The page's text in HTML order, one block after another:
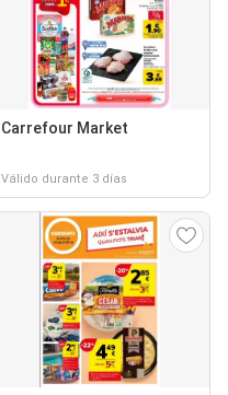
Carrefour Market
Válido durante 3 días